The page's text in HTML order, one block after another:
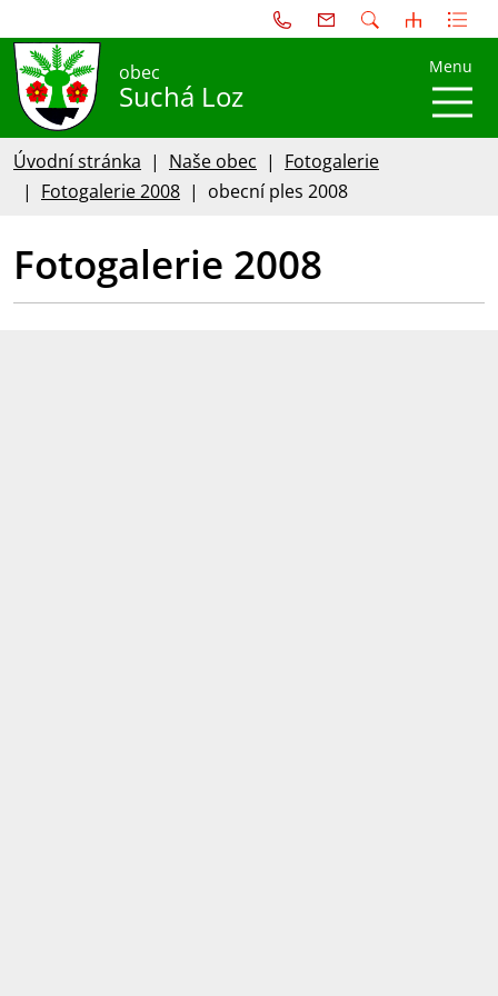
obec
Suchá Loz
Menu
Úvodní stránka Naše obec
Fotogalerie
Fotogalerie 2008
obecní ples 2008
Fotogalerie 2008